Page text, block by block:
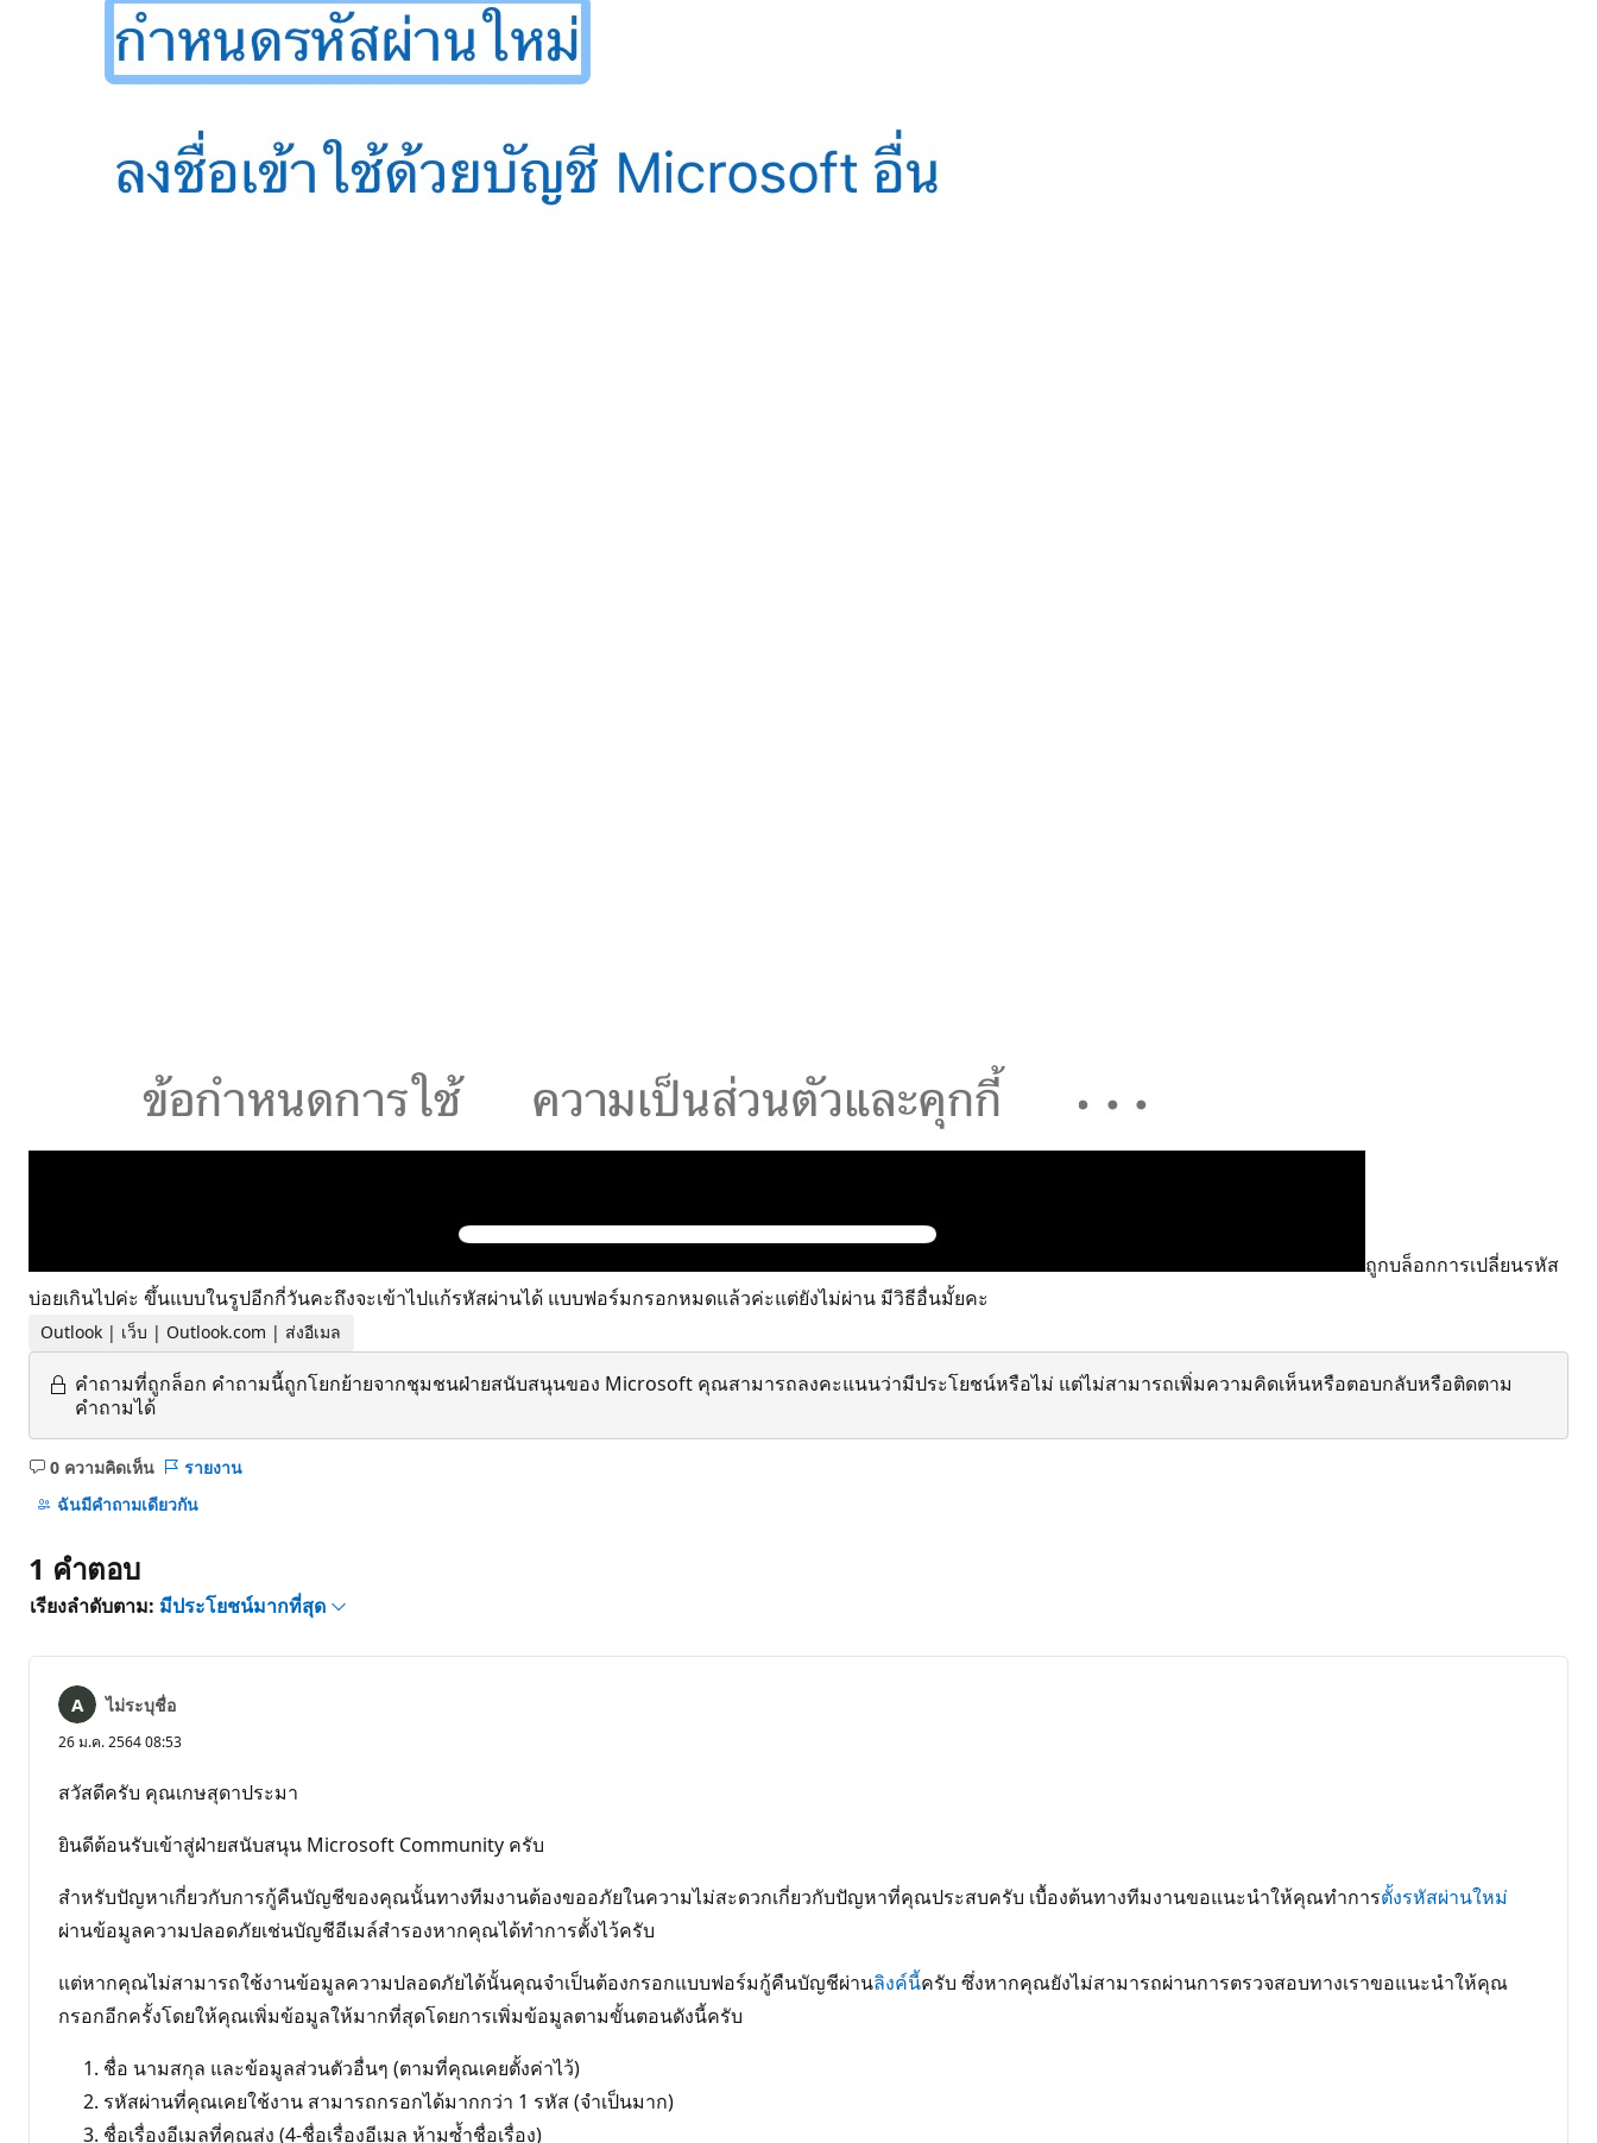
ถูกบล็อกการเปลี่ยนรหัส
บ่อยเกินไปค่ะ ขึ้นแบบในรูปอีกกี่วันคะถึงจะเข้าไปแก้รหัสผ่านได้ แบบฟอร์มกรอกหมดแล้วค่ะแต่ยังไม่ผ่าน มีวิธีอื่นมั้ยคะ
Outlook | เว็บ | Outlook.com | ส่งอีเมล
คำถามที่ถูกล็อก คำถามนี้ถูกโยกย้ายจากชุมชนฝ่ายสนับสนุนของ Microsoft คุณสามารถลงคะแนนว่ามีประโยชน์หรือไม่ แต่ไม่สามารถเพิ่มความคิดเห็นหรือตอบกลับหรือติดตาม
คำถามได้
0 ความคิดเห็น
ไม่มี
ข้อคิด
รายงาน
ฉันมีคําถามเดียวกัน
1 คำตอบ
เรียงลำดับตาม: มีประโยชน์มากที่สุด
ไม่ระบุชื่อ
26 ม.ค. 2564 08:53
สวัสดีครับ คุณเกษสุดาประมา
ยินดีต้อนรับเข้าสู่ฝ่ายสนับสนุน Microsoft Community ครับ
สำหรับปัญหาเกี่ยวกับการกู้คืนบัญชีของคุณนั้นทางทีมงานต้องขออภัยในความไม่สะดวกเกี่ยวกับปัญหาที่คุณประสบครับ เบื้องต้นทางทีมงานขอแนะนำให้คุณทำการตั้งรหัสผ่านใหม่
ผ่านข้อมูลความปลอดภัยเช่นบัญชีอีเมล์สำรองหากคุณได้ทำการตั้งไว้ครับ
แต่หากคุณไม่สามารถใช้งานข้อมูลความปลอดภัยได้นั้นคุณจำเป็นต้องกรอกแบบฟอร์มกู้คืนบัญชีผ่านลิงค์นี้ครับ ซึ่งหากคุณยังไม่สามารถผ่านการตรวจสอบทางเราขอแนะนำให้คุณ
กรอกอีกครั้งโดยให้คุณเพิ่มข้อมูลให้มากที่สุดโดยการเพิ่มข้อมูลตามขั้นตอนดังนี้ครับ
ชื่อ นามสกุล และข้อมูลส่วนตัวอื่นๆ (ตามที่คุณเคยตั้งค่าไว้)
รหัสผ่านที่คุณเคยใช้งาน สามารถกรอกได้มากกว่า 1 รหัส (จำเป็นมาก)
ชื่อเรื่องอีเมลที่คุณส่ง (4-ชื่อเรื่องอีเมล ห้ามซ้ำชื่อเรื่อง)